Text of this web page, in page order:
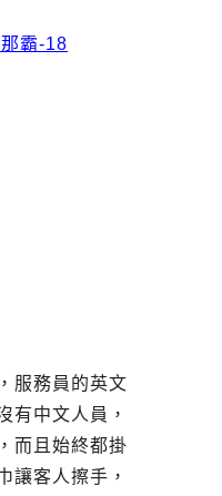
服務員的英文
有中文人員，
而且始終都掛
讓客人擦手，